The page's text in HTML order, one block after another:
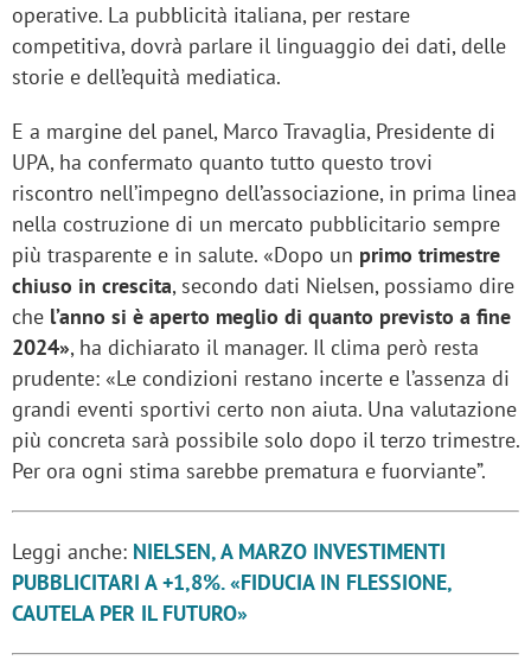
operative. La pubblicità italiana, per restare
competitiva, dovrà parlare il linguaggio dei dati, delle
storie e dell’equità mediatica.
E a margine del panel, Marco Travaglia, Presidente di
UPA, ha confermato quanto tutto questo trovi
riscontro nell’impegno dell’associazione, in prima linea
nella costruzione di un mercato pubblicitario sempre
più trasparente e in salute. «Dopo un primo trimestre
chiuso in crescita, secondo dati Nielsen, possiamo dire
che l’anno si è aperto meglio di quanto previsto a fine
2024», ha dichiarato il manager. Il clima però resta
prudente: «Le condizioni restano incerte e l’assenza di
grandi eventi sportivi certo non aiuta. Una valutazione
più concreta sarà possibile solo dopo il terzo trimestre.
Per ora ogni stima sarebbe prematura e fuorviante”.
Leggi anche: NIELSEN, A MARZO INVESTIMENTI
PUBBLICITARI A +1,8%. «FIDUCIA IN FLESSIONE,
CAUTELA PER IL FUTURO»